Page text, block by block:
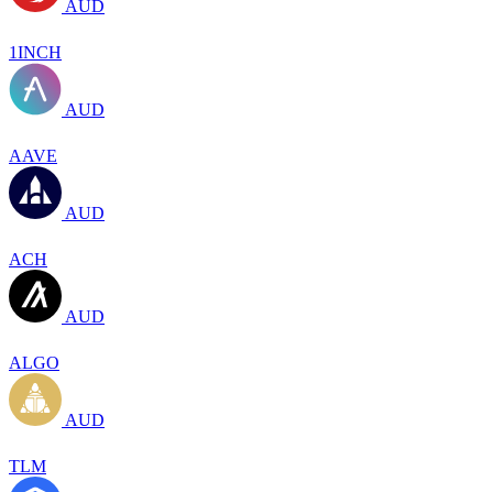
AUD
1INCH
AUD
AAVE
AUD
ACH
AUD
ALGO
AUD
TLM